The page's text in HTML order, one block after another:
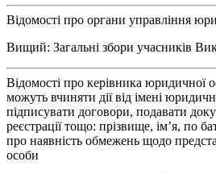
Відомості про органи управління
Вищий: Загальні збори учасників
Відомості про керівника юридичної
можуть вчиняти дії від імені
підписувати договори, подавати
реєстрації тощо: прізвище, ім’я, по
про наявність обмежень щодо
особи